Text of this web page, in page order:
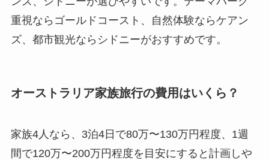
重視ならゴールドコースト、自然体験ならケアン
ズ、都市観光ならシドニーがおすすめです。
オーストラリア家族旅行の費用はいくら？
家族4人なら、3泊4日で80万〜130万円程度、1週
間で120万〜200万円程度を目安にすると計画しや